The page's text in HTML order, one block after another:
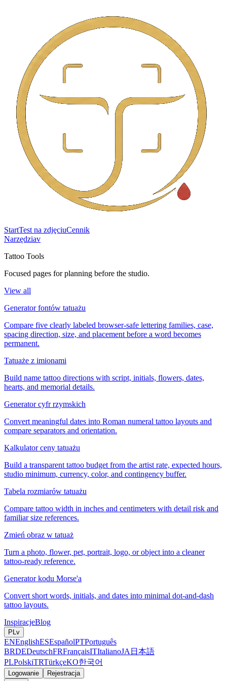
StartTest na zdjęciuCennik
Narzędziav
Tattoo Tools
Focused pages for planning before the studio.
View all
Generator fontów tatuażu
Compare five clearly labeled browser-safe lettering families, case,
spacing direction, size, and placement before a word becomes
permanent.
Tatuaże z imionami
Build name tattoo directions with script, initials, flowers, dates,
hearts, and memorial details.
Generator cyfr rzymskich
Convert meaningful dates into Roman numeral tattoo layouts and
compare separators and orientation.
Kalkulator ceny tatuażu
Build a transparent tattoo budget from the artist rate, expected hours,
studio minimum, currency, color, and contingency buffer.
Tabela rozmiarów tatuażu
Compare tattoo width in inches and centimeters with detail risk and
familiar size references.
Zmień obraz w tatuaż
Turn a photo, flower, pet, portrait, logo, or object into a cleaner
tattoo-ready reference.
Generator kodu Morse'a
Convert short words, initials, and dates into minimal dot-and-dash
tattoo layouts.
InspiracjeBlog
PLv
ENEnglishESEspañolPTPortuguês
BRDEDeutschFRFrançaisITItalianoJA 日本語
PLPolskiTRTürkçeKO한국어
Logowanie
Rejestracja